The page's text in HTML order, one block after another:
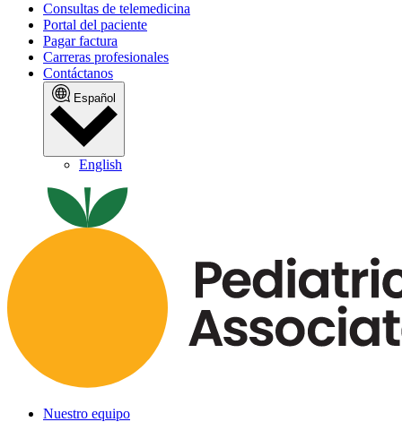
Consultas de telemedicina
Portal del paciente
Pagar factura
Carreras profesionales
Contáctanos
Español
English
Nuestro equipo